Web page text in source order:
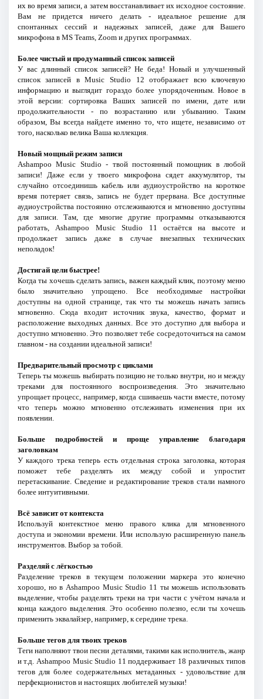
их во время записи, а затем восстанавливает их исходное состояние.
Вам не придется ничего делать - идеальное решение для
спонтанных сессий и надежных записей, даже для Вашего
микрофона в MS Teams, Zoom и других программах.
Более чистый и продуманный список записей
У вас длинный список записей? Не беда! Новый и улучшенный
список записей в Music Studio 12 отображает всю ключевую
информацию и выглядит гораздо более упорядоченным. Новое в
этой версии: сортировка Ваших записей по имени, дате или
продолжительности - по возрастанию или убыванию. Таким
образом, Вы всегда найдете именно то, что ищете, независимо от
того, насколько велика Ваша коллекция.
Новый мощный режим записи
Ashampoo Music Studio - твой постоянный помощник в любой
записи! Даже если у твоего микрофона сядет аккумулятор, ты
случайно отсоединишь кабель или аудиоустройство на короткое
время потеряет связь, запись не будет прервана. Все доступные
аудиоустройства постоянно отслеживаются и мгновенно доступны
для записи. Там, где многие другие программы отказываются
работать, Ashampoo Music Studio 11 остаётся на высоте и
продолжает запись даже в случае внезапных технических
неполадок!
Достигай цели быстрее!
Когда ты хочешь сделать запись, важен каждый клик, поэтому меню
было значительно упрощено. Все необходимые настройки
доступны на одной странице, так что ты можешь начать запись
мгновенно. Сюда входит источник звука, качество, формат и
расположение выходных данных. Все это доступно для выбора и
доступно мгновенно. Это позволяет тебе сосредоточиться на самом
главном - на создании идеальной записи!
Предварительный просмотр с циклами
Теперь ты можешь выбирать позицию не только внутри, но и между
треками для постоянного воспроизведения. Это значительно
упрощает процесс, например, когда сшиваешь части вместе, потому
что теперь можно мгновенно отслеживать изменения при их
появлении.
Больше подробностей и проще управление благодаря
заголовкам
У каждого трека теперь есть отдельная строка заголовка, которая
поможет тебе разделять их между собой и упростит
перетаскивание. Сведение и редактирование треков стали намного
более интуитивными.
Всё зависит от контекста
Используй контекстное меню правого клика для мгновенного
доступа и экономии времени. Или использую расширенную панель
инструментов. Выбор за тобой.
Разделяй с лёгкостью
Разделение треков в текущем положении маркера это конечно
хорошо, но в Ashampoo Music Studio 11 ты можешь использовать
выделение, чтобы разделять треки на три части с учётом начала и
конца каждого выделения. Это особенно полезно, если ты хочешь
применить эквалайзер, например, к середине трека.
Больше тегов для твоих треков
Теги наполняют твои песни деталями, такими как исполнитель, жанр
и т.д. Ashampoo Music Studio 11 поддерживает 18 различных типов
тегов для более содержательных метаданных - удовольствие для
перфекционистов и настоящих любителей музыки!